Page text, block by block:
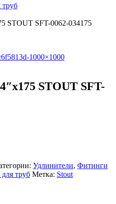
труб
STOUT SFT-0062-034175
STOUT SFT-
Удлинители, Фитинги
труб Метка: Stout